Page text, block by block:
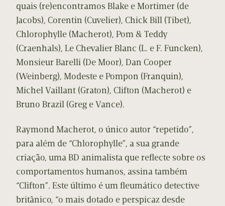
quais (re)encontramos Blake e Mortimer (de
Jacobs), Corentin (Cuvelier), Chick Bill (Tibet),
Chlorophylle (Macherot), Pom & Teddy
(Craenhals), Le Chevalier Blanc (L. e F. Funcken),
Monsieur Barelli (De Moor), Dan Cooper
(Weinberg), Modeste e Pompon (Franquin),
Michel Vaillant (Graton), Clifton (Macherot) e
Bruno Brazil (Greg e Vance).
Raymond Macherot, o único autor “repetido”,
para além de “Chlorophylle”, a sua grande
criação, uma BD animalista que reflecte sobre os
comportamentos humanos, assina também
“Clifton”. Este último é um fleumático detective
britânico, “o mais dotado e perspicaz desde